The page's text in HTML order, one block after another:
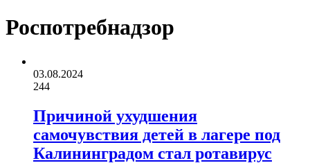
Роспотребнадзор
03.08.2024
244
Причиной ухудшения
самочувствия детей в лагере под
Калининградом стал ротавирус